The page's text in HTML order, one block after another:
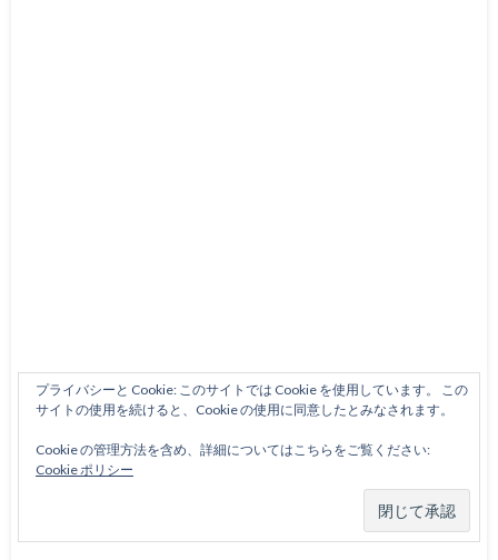
プライバシーと Cookie: このサイトでは Cookie を使用しています。 この
サイトの使用を続けると、Cookie の使用に同意したとみなされます。
Cookie の管理方法を含め、詳細についてはこちらをご覧ください:
Cookie ポリシー